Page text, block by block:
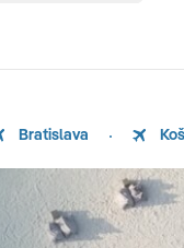
Bratislava